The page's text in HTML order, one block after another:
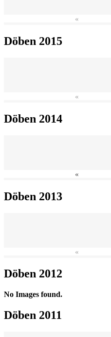
«
Döben 2015
«
Döben 2014
«
Döben 2013
«
Döben 2012
No Images found.
Döben 2011